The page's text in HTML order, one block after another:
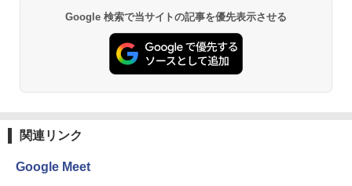
Google 検索で当サイトの記事を優先表示させる
関連リンク
Google Meet